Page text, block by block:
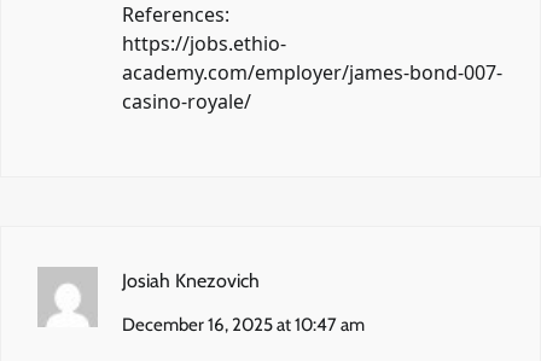
References:
https://jobs.ethio-
academy.com/employer/james-bond-007-
casino-royale/
Josiah Knezovich
December 16, 2025 at 10:47 am